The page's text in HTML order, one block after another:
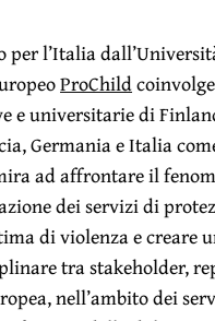
per l’Italia
ProChild
e universitarie di
Germania e Italia
ad affrontare il
dei servizi di
di violenza e creare
tra stakeholder,
nell’ambito dei